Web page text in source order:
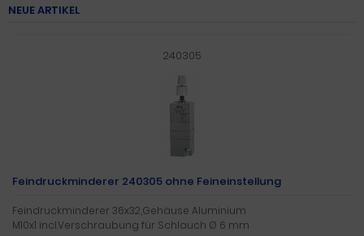
NEUE ARTIKEL
240305
Feindruckminderer 240305 ohne Feineinstellung
Feindruckminderer 36x32,Gehäuse Aluminium
M10x1 incl.Verschraubung für Schlauch Ø 6 mm